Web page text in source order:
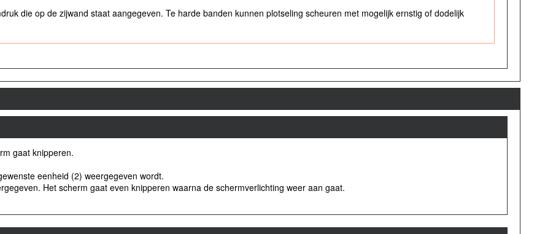
die op de zijwand staat aangegeven. Te harde banden kunnen plotseling scheuren met mogelijk ernstig of dodelijk
gaat knipperen.
eenheid (2) weergegeven wordt.
Het scherm gaat even knipperen waarna de schermverlichting weer aan gaat.